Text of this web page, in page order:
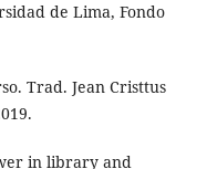
de Lima, Fondo
Trad. Jean Cristtus
in library and